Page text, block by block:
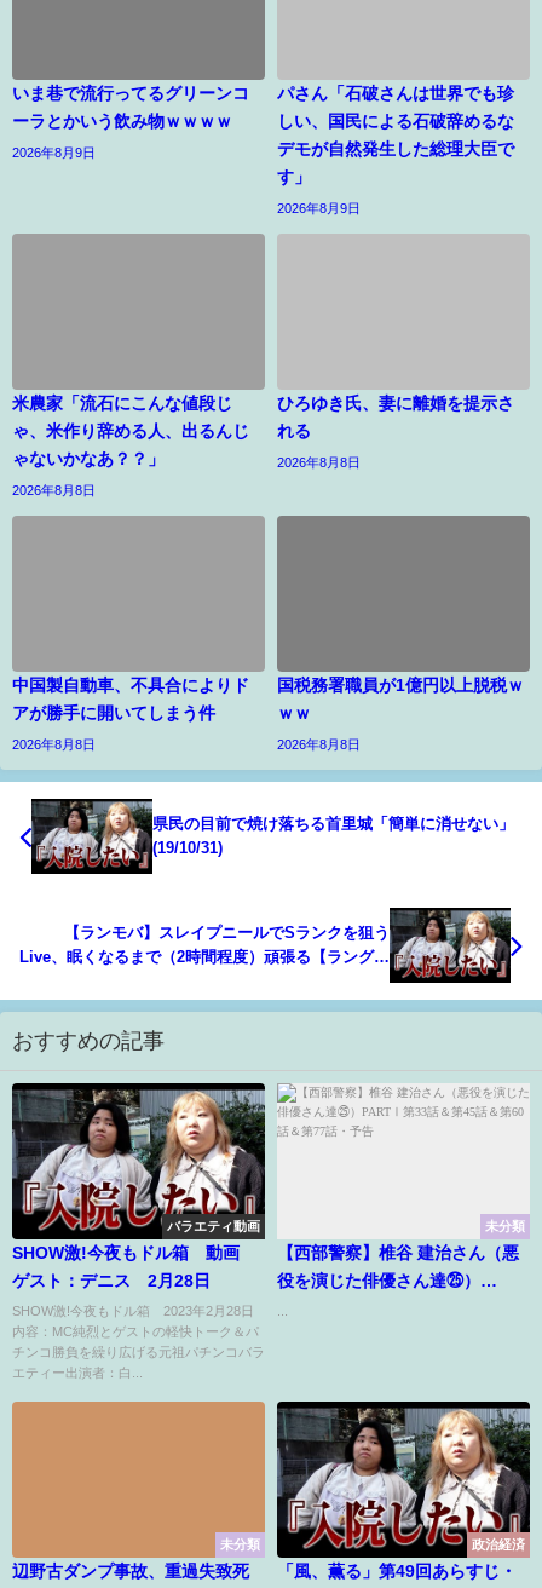
いま巷で流行ってるグリーンコ
ーラとかいう飲み物ｗｗｗｗ
2026年8月9日
パさん「石破さんは世界でも珍
しい、国民による石破辞めるな
デモが自然発生した総理大臣で
す」
2026年8月9日
米農家「流石にこんな値段じ
ゃ、米作り辞める人、出るんじ
ゃないかなあ？？」
2026年8月8日
ひろゆき氏、妻に離婚を提示さ
れる
2026年8月8日
中国製自動車、不具合によりド
アが勝手に開いてしまう件
2026年8月8日
国税務署職員が1億円以上脱税ｗ
ｗｗ
2026年8月8日
県民の目前で焼け落ちる首里城「簡単に消せない」
(19/10/31)
【ランモバ】スレイプニールでSランクを狙う
Live、眠くなるまで（2時間程度）頑張る【ラングリ
おすすめの記事
バラエティ動画
SHОW激!今夜もドル箱 動画
ゲスト：デニス 2月28日
SHОW激!今夜もドル箱 2023年2月28日
内容：MC純烈とゲストの軽快トーク＆パ
チンコ勝負を繰り広げる元祖パチンコバラ
エティー出演者：白...
未分類
【西部警察】椎谷 建治さん（悪
役を演じた俳優さん達㉕）
未分類
辺野古ダンプ事故、重過失致死
政治経済
「風、薫る」第49回あらすじ・